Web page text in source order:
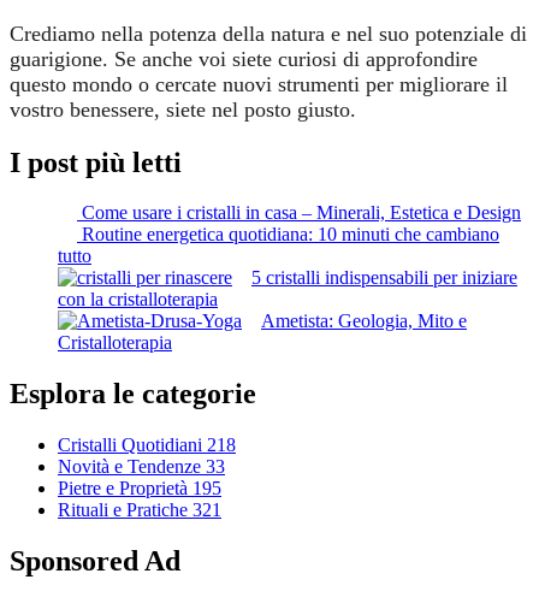
Crediamo nella potenza della natura e nel suo potenziale di
guarigione. Se anche voi siete curiosi di approfondire
questo mondo o cercate nuovi strumenti per migliorare il
vostro benessere, siete nel posto giusto.
I post più letti
Come usare i cristalli in casa – Minerali, Estetica e Design
Routine energetica quotidiana: 10 minuti che cambiano
tutto
5 cristalli indispensabili per iniziare
con la cristalloterapia
Ametista: Geologia, Mito e
Cristalloterapia
Esplora le categorie
Cristalli Quotidiani 218
Novità e Tendenze 33
Pietre e Proprietà 195
Rituali e Pratiche 321
Sponsored Ad